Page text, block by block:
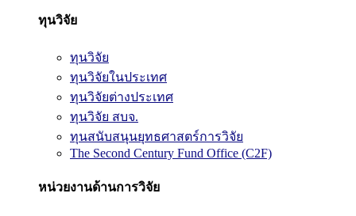
ทุนวิจัย
ทุนวิจัย
ทุนวิจัยในประเทศ
ทุนวิจัยต่างประเทศ
ทุนวิจัย สบจ.
ทุนสนับสนุนยุทธศาสตร์การวิจัย
The Second Century Fund Office (C2F)
หน่วยงานด้านการวิจัย